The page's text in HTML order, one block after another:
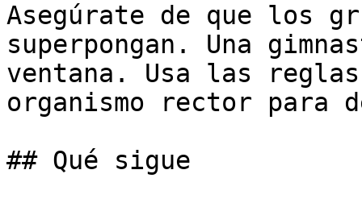
Asegúrate de que los
superpongan. Una
ventana. Usa las
organismo rector
## Qué sigue